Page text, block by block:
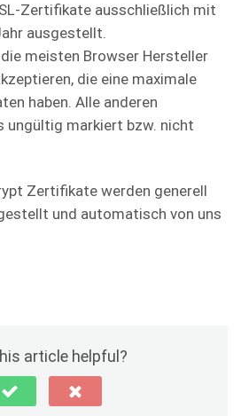
Zertifikate ausschließlich mit
ausgestellt.
meisten Browser Hersteller
die eine maximale
haben. Alle anderen
ungültig markiert bzw. nicht
Zertifikate werden generell
und automatisch von uns
article helpful?